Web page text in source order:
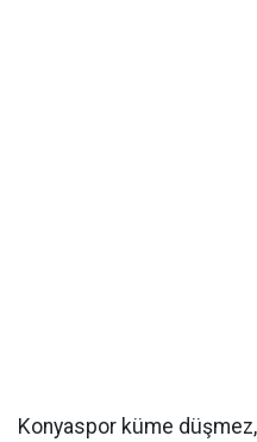
Konyaspor küme